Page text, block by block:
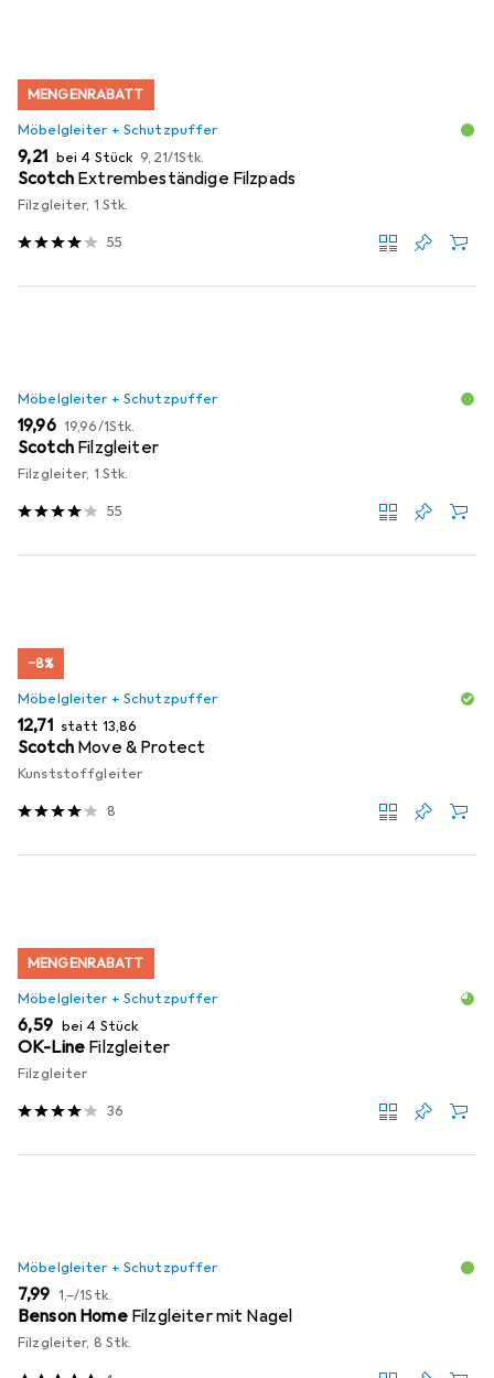
MENGENRABATT
Möbelgleiter + Schutzpuffer
EUR
9,21 bei 4 Stück EUR
9,21/1Stk.
Scotch Extrembeständige Filzpads
Filzgleiter, 1 Stk.
55
Möbelgleiter + Schutzpuffer
EUR
19,96 EUR
19,96/1Stk.
Scotch Filzgleiter
Filzgleiter, 1 Stk.
55
−8%
Möbelgleiter + Schutzpuffer
EUR
12,71 statt EUR
13,86
Scotch Move & Protect
Kunststoffgleiter
8
MENGENRABATT
Möbelgleiter + Schutzpuffer
EUR
6,59 bei 4 Stück
OK-Line Filzgleiter
Filzgleiter
36
Möbelgleiter + Schutzpuffer
EUR
7,99 EUR
1,–/1Stk.
Benson Home Filzgleiter mit Nagel
Filzgleiter, 8 Stk.